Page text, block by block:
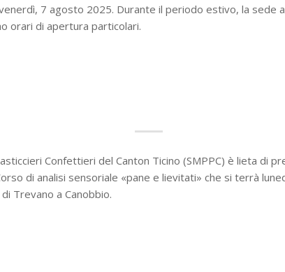
7 agosto 2025. Durante il periodo estivo, la sede
orari di apertura particolari.
Confettieri del Canton Ticino (SMPPC) è lieta di
di analisi sensoriale «pane e lievitati» che si terrà
Trevano a Canobbio.